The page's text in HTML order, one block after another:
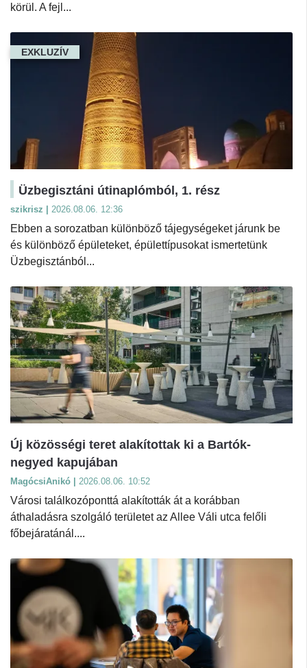
körül. A fejl...
EXKLUZÍV
Üzbegisztáni útinaplómból, 1. rész
szikrisz | 2026.08.06. 12:36
Ebben a sorozatban különböző tájegységeket járunk be
és különböző épületeket, épülettípusokat ismertetünk
Üzbegisztánból...
Új közösségi teret alakítottak ki a Bartók-
negyed kapujában
MagócsiAnikó | 2026.08.06. 10:52
Városi találkozóponttá alakították át a korábban
áthaladásra szolgáló területet az Allee Váli utca felőli
főbejáratánál....